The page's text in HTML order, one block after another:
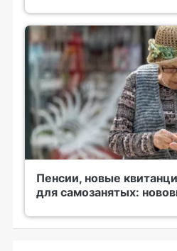
Пенсии, новые
для самозанятых: